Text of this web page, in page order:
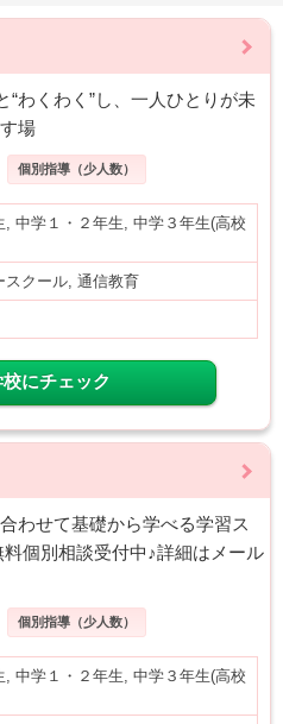
“わくわく”し、一人ひとりが未
場
個別指導（少人数）
, 中学１・２年生, 中学３年生(高校
スクール, 通信教育
にチェック
わせて基礎から学べる学習ス
料個別相談受付中♪詳細はメール
個別指導（少人数）
, 中学１・２年生, 中学３年生(高校